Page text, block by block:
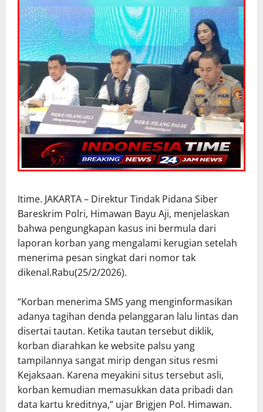
Itime. JAKARTA – Direktur Tindak Pidana Siber
Bareskrim Polri, Himawan Bayu Aji, menjelaskan
bahwa pengungkapan kasus ini bermula dari
laporan korban yang mengalami kerugian setelah
menerima pesan singkat dari nomor tak
dikenal.Rabu(25/2/2026).
“Korban menerima SMS yang menginformasikan
adanya tagihan denda pelanggaran lalu lintas dan
disertai tautan. Ketika tautan tersebut diklik,
korban diarahkan ke website palsu yang
tampilannya sangat mirip dengan situs resmi
Kejaksaan. Karena meyakini situs tersebut asli,
korban kemudian memasukkan data pribadi dan
data kartu kreditnya,” ujar Brigjen Pol. Himawan.